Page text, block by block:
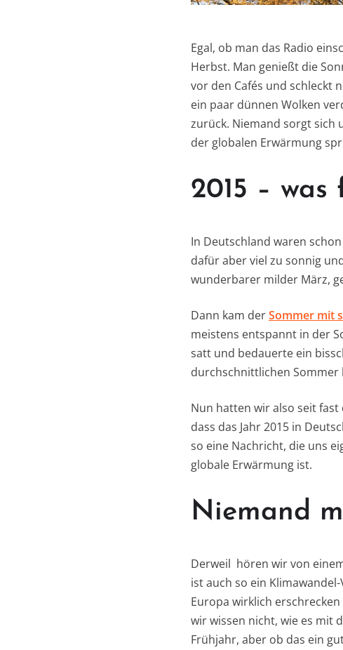
Egal, ob man das Radio
Herbst. Man genießt die
vor den Cafés und schleckt
ein paar dünnen Wolken
zurück. Niemand sorgt sich
der globalen Erwärmung
2015 –
In Deutschland waren schon
dafür aber viel zu sonnig
wunderbarer milder März,
Dann kam derSommer mit
meistens entspannt in der
satt und bedauerte ein
durchschnittlichen Sommer
Nun hatten wir also seit fast
dass das Jahr 2015 in
so eine Nachricht, die uns
globale Erwärmung ist.
Niemand
Derweil hören wir von
ist auch so ein
Europa wirklich
wir wissen nicht, wie es mit
Frühjahr, aber ob das ein